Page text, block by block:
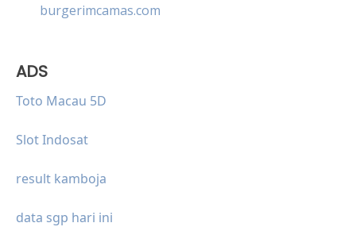
burgerimcamas.com
ADS
Toto Macau 5D
Slot Indosat
result kamboja
data sgp hari ini